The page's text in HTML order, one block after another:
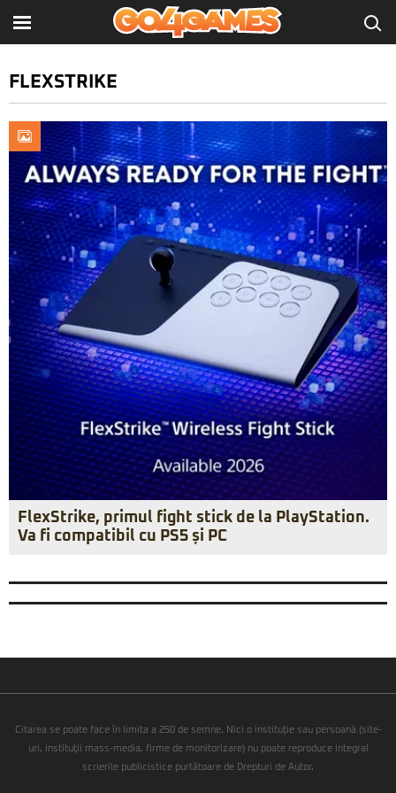
FLEXSTRIKE
FlexStrike, primul fight stick de la PlayStation.
Va fi compatibil cu PS5 și PC
Citarea se poate face în limita a 250 de semne. Nici o instituţie sau persoană (site-
uri, instituţii mass-media, firme de monitorizare) nu poate reproduce integral
scrierile publicistice purtătoare de Drepturi de Autor.